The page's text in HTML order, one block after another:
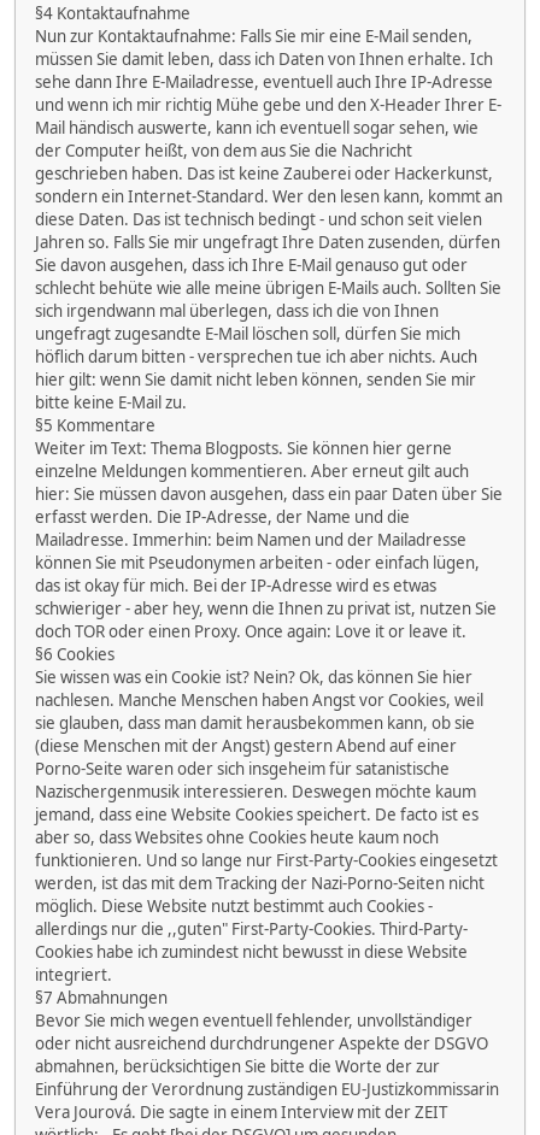
§4 Kontaktaufnahme
Nun zur Kontaktaufnahme: Falls Sie mir eine E-Mail senden,
müssen Sie damit leben, dass ich Daten von Ihnen erhalte. Ich
sehe dann Ihre E-Mailadresse, eventuell auch Ihre IP-Adresse
und wenn ich mir richtig Mühe gebe und den X-Header Ihrer E-
Mail händisch auswerte, kann ich eventuell sogar sehen, wie
der Computer heißt, von dem aus Sie die Nachricht
geschrieben haben. Das ist keine Zauberei oder Hackerkunst,
sondern ein Internet-Standard. Wer den lesen kann, kommt an
diese Daten. Das ist technisch bedingt - und schon seit vielen
Jahren so. Falls Sie mir ungefragt Ihre Daten zusenden, dürfen
Sie davon ausgehen, dass ich Ihre E-Mail genauso gut oder
schlecht behüte wie alle meine übrigen E-Mails auch. Sollten Sie
sich irgendwann mal überlegen, dass ich die von Ihnen
ungefragt zugesandte E-Mail löschen soll, dürfen Sie mich
höflich darum bitten - versprechen tue ich aber nichts. Auch
hier gilt: wenn Sie damit nicht leben können, senden Sie mir
bitte keine E-Mail zu.
§5 Kommentare
Weiter im Text: Thema Blogposts. Sie können hier gerne
einzelne Meldungen kommentieren. Aber erneut gilt auch
hier: Sie müssen davon ausgehen, dass ein paar Daten über Sie
erfasst werden. Die IP-Adresse, der Name und die
Mailadresse. Immerhin: beim Namen und der Mailadresse
können Sie mit Pseudonymen arbeiten - oder einfach lügen,
das ist okay für mich. Bei der IP-Adresse wird es etwas
schwieriger - aber hey, wenn die Ihnen zu privat ist, nutzen Sie
doch TOR oder einen Proxy. Once again: Love it or leave it.
§6 Cookies
Sie wissen was ein Cookie ist? Nein? Ok, das können Sie hier
nachlesen. Manche Menschen haben Angst vor Cookies, weil
sie glauben, dass man damit herausbekommen kann, ob sie
(diese Menschen mit der Angst) gestern Abend auf einer
Porno-Seite waren oder sich insgeheim für satanistische
Nazischergenmusik interessieren. Deswegen möchte kaum
jemand, dass eine Website Cookies speichert. De facto ist es
aber so, dass Websites ohne Cookies heute kaum noch
funktionieren. Und so lange nur First-Party-Cookies eingesetzt
werden, ist das mit dem Tracking der Nazi-Porno-Seiten nicht
möglich. Diese Website nutzt bestimmt auch Cookies -
allerdings nur die ,,guten" First-Party-Cookies. Third-Party-
Cookies habe ich zumindest nicht bewusst in diese Website
integriert.
§7 Abmahnungen
Bevor Sie mich wegen eventuell fehlender, unvollständiger
oder nicht ausreichend durchdrungener Aspekte der DSGVO
abmahnen, berücksichtigen Sie bitte die Worte der zur
Einführung der Verordnung zuständigen EU-Justizkommissarin
Vera Jourová. Die sagte in einem Interview mit der ZEIT